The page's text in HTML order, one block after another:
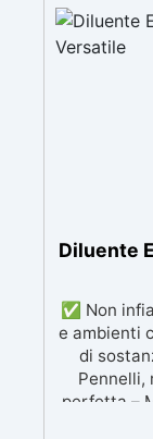
2017/
Idonei
normative
Diluente
✅ Non
e ambienti
di
Pennelli,
perfetta –